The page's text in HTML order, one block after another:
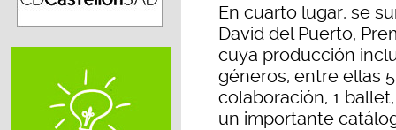
En cuarto lugar, se
David del Puerto,
cuya producción
géneros, entre ellas
colaboración, 1
un importante